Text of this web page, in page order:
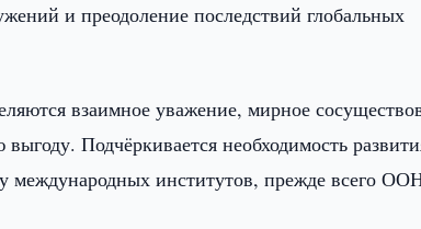
и преодоление последствий глобальных
взаимное уважение, мирное
Подчёркивается необходимость
международных институтов, прежде всего